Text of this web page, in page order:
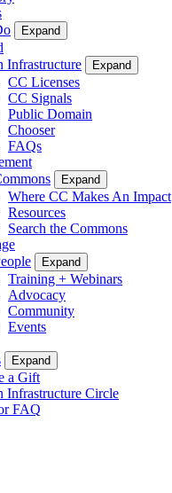
Expand
Infrastructure
Expand
CC Licenses
CC Signals
Public Domain
Chooser
FAQs
Expand
Where CC Makes An Impact
Resources
Search the Commons
Expand
Training + Webinars
Advocacy
Community
Events
Expand
a Gift
Infrastructure Circle
FAQ